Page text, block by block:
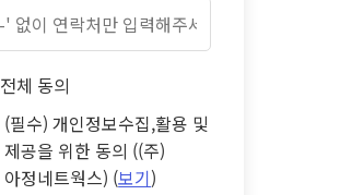
전체 동의
(필수) 개인정보수집,활용 및
제공을 위한 동의 ((주)
아정네트웍스) (보기)